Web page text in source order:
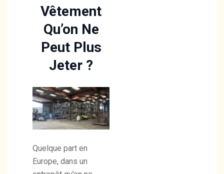
Vêtement
Qu’on Ne
Peut Plus
Jeter ?
Quelque part en
Europe, dans un